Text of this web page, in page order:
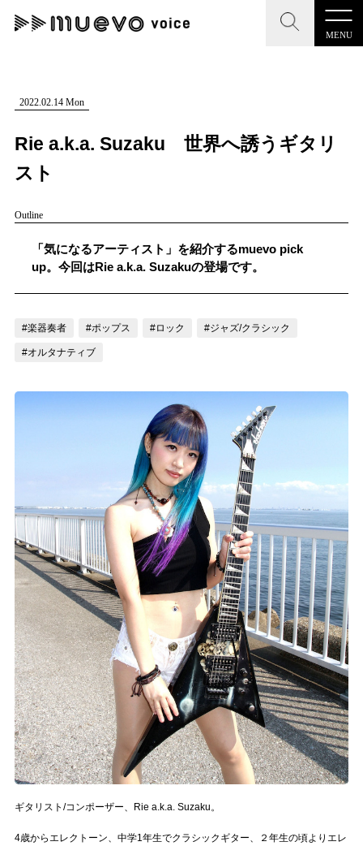
MENU
CLOSE
記事を検索する
人気ワード
#男性SSW #ポップス #女性SSW
CLOSE
"読者の声を形にする”音楽特化メディア
MENU
記事一覧
お問い合わせ
muevoクラウドファンディング
muevoコミュニティ
ぶいクラ！by muevo
ぶいコミュ！by muevo
ぶいマガ！ by muevo
Follow us
Official SNS
2022.02.14 Mon
Rie a.k.a. Suzaku 世界へ誘うギタリ
スト
Outline
「気になるアーティスト」を紹介するmuevo pick
up。今回はRie a.k.a. Suzakuの登場です。
#楽器奏者 #ポップス #ロック #ジャズ/クラシック
#オルタナティブ
ギタリスト/コンポーザー、Rie a.k.a. Suzaku。
4歳からエレクトーン、中学1年生でクラシックギター、２年生の頃よりエレ